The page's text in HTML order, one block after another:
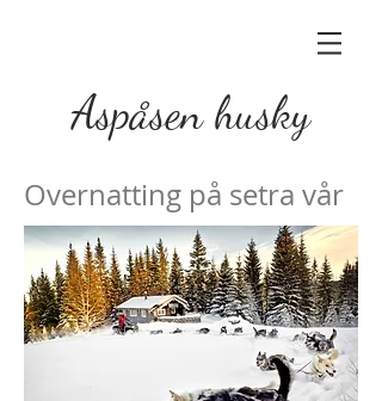
Aspåsen husky
Overnatting på setra vår